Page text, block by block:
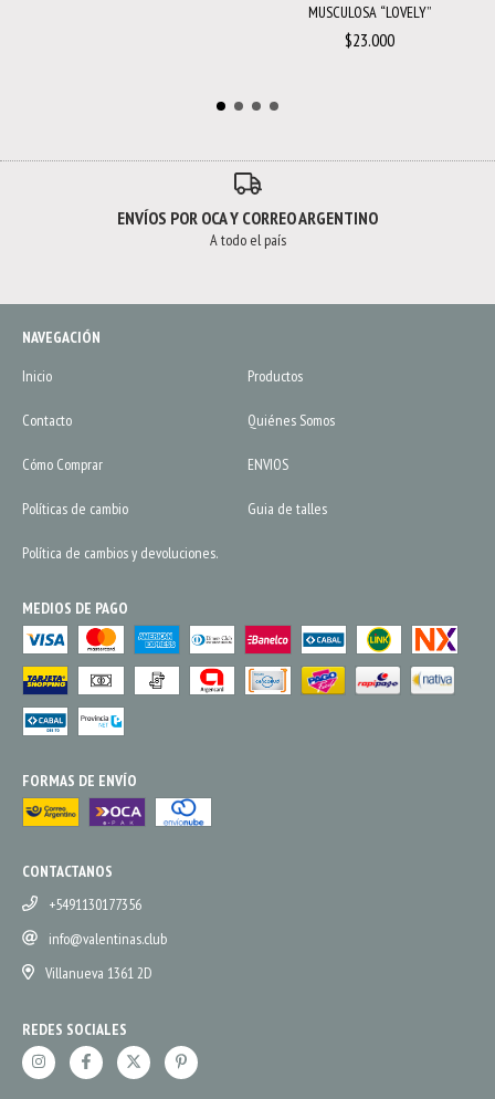
MUSCULOSA “LOVELY”
$23.000
ENVÍOS POR OCA Y CORREO ARGENTINO
A todo el país
NAVEGACIÓN
Inicio
Productos
Contacto Quiénes Somos
Cómo Comprar ENVIOS
Políticas de cambio Guia de talles
Política de cambios y devoluciones.
MEDIOS DE PAGO
FORMAS DE ENVÍO
CONTACTANOS
+5491130177356
info@valentinas.club
Villanueva 1361 2D
REDES SOCIALES